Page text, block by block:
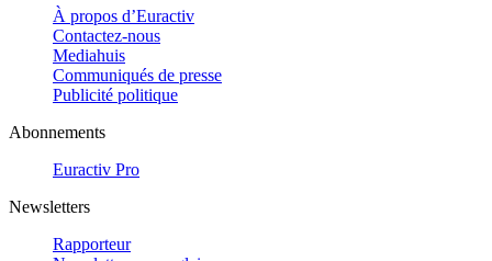
À propos d’Euractiv
Contactez-nous
Mediahuis
Communiqués de presse
Publicité politique
Abonnements
Euractiv Pro
Newsletters
Rapporteur